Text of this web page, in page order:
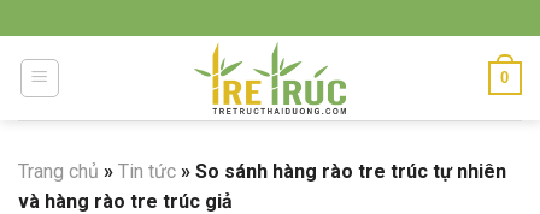
to
content
0
Trang chủ » Tin tức » So sánh hàng rào tre trúc tự nhiên
và hàng rào tre trúc giả